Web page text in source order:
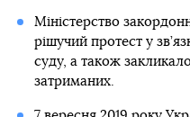
Міністерство
рішучий протест у
суду, а також
затриманих.